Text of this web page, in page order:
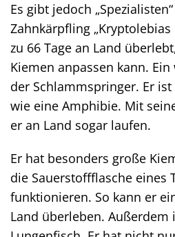
Es gibt jedoch
Zahnkärpfling
zu 66 Tage an Land
Kiemen anpassen kann.
der Schlammspringer. Er
wie eine Amphibie. Mit
er an Land sogar laufen.
Er hat besonders große
die Sauerstoffflasche eines
funktionieren. So kann er
Land überleben. Außerdem